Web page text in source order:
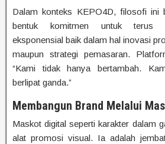
Dalam konteks KEPO4D, filosofi ini
bentuk komitmen untuk terus
eksponensial baik dalam hal inovasi
maupun strategi pemasaran.
“Kami tidak hanya bertambah.
berlipat ganda.”
Membangun Brand Melalui
Maskot digital seperti karakter dalam
alat promosi visual. Ia adalah